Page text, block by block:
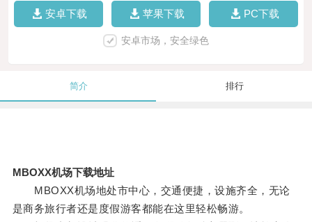
安卓下载 苹果下载 PC下载
安卓市场，安全绿色
简介 排行
MBOXX机场下载地址
MBOXX机场地处市中心，交通便捷，设施齐全，无论
是商务旅行者还是度假游客都能在这里轻松畅游。